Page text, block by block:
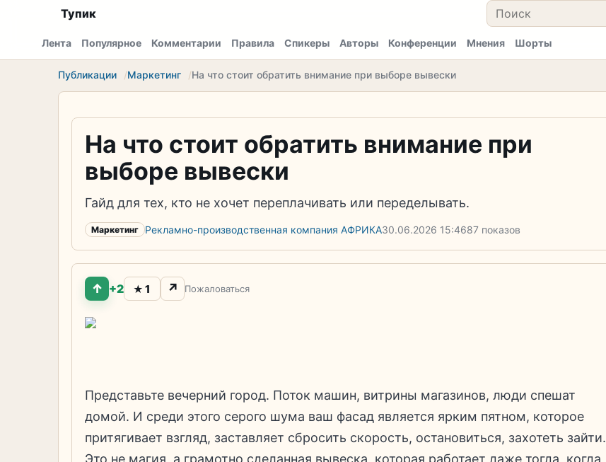
Тупик
Лента Популярное Комментарии Правила Спикеры Авторы Конференции Мнения Шорты
Публикации Маркетинг На что стоит обратить внимание при выборе вывески
На что стоит обратить внимание при
выборе вывески
Гайд для тех, кто не хочет переплачивать или переделывать.
Маркетинг Рекламно-производственная компания АФРИКА30.06.2026 15:4687 показов
↑ +2 ★ 1 ↗ Пожаловаться
Представьте вечерний город. Поток машин, витрины магазинов, люди спешат
домой. И среди этого серого шума ваш фасад является ярким пятном, которое
притягивает взгляд, заставляет сбросить скорость, остановиться, захотеть зайти.